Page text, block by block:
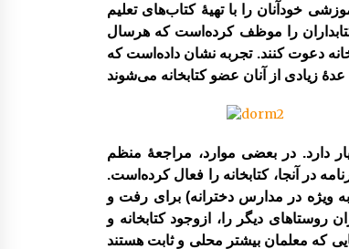
خودآنان را با تهیۀ کتاب‌های تعلیم
را موظف کرده‌است که هرسال
دعوت کنند. تجربه نشان داده‌است که
دارد. در بعضی موارد، مراجعۀ منظم
در آنجا، کتابخانه را فعال کرده‌است.
ویژه در مدارس دخترانه) برای رفت و
روستاهای دیگر را، ازوجود کتابخانه و
که معلمان بیشتر محلی و ثابت هستند